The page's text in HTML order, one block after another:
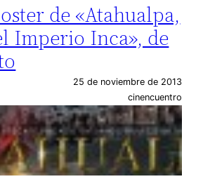
de «Atahualpa,
Imperio Inca», de
25 de noviembre de 2013
cinencuentro